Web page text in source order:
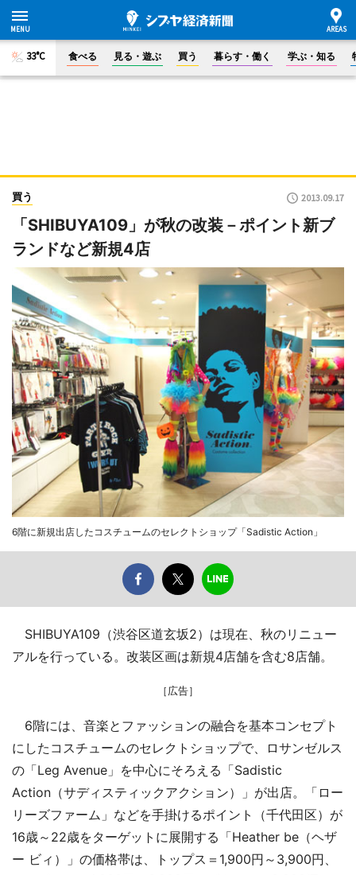
33°C 食べる 見る・遊ぶ 買う 暮らす・働く 学ぶ・知る
買う 2013.09.17
「SHIBUYA109」が秋の改装－ポイント新ブ
ランドなど新規4店
6階に新規出店したコスチュームのセレクトショップ「Sadistic Action」
SHIBUYA109（渋谷区道玄坂2）は現在、秋のリニュー
アルを行っている。改装区画は新規4店舗を含む8店舗。
［広告］
6階には、音楽とファッションの融合を基本コンセプト
にしたコスチュームのセレクトショップで、ロサンゼルス
の「Leg Avenue」を中心にそろえる「Sadistic
Action（サディスティックアクション）」が出店。「ロー
リーズファーム」などを手掛けるポイント（千代田区）が
16歳～22歳をターゲットに展開する「Heather be（ヘザ
ー ビィ）」の価格帯は、トップス＝1,900円～3,900円、